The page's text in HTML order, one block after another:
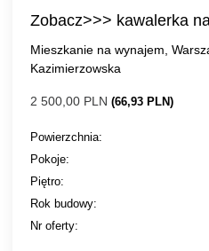
Zobacz>>> kawalerka
Mieszkanie na wynajem,
Kazimierzowska
2 500,00 PLN (66,93 PLN)
Powierzchnia:
Pokoje:
Piętro:
Rok budowy:
Nr oferty: